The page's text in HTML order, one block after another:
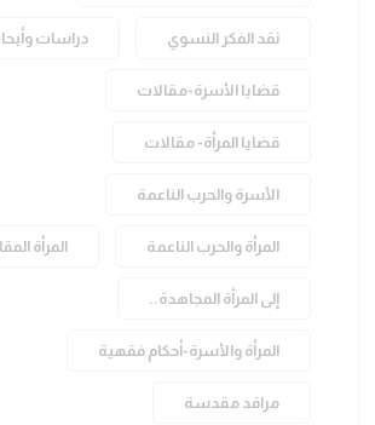
نقد الفكر النسوي دراسات
قضايا الأسرة-مقالات
قضايا المرأة- مقالات
الأسرة والحرب الناعمة
المرأة والحرب الناعمة المرأة
إلى المرأة المجاهدة..
المرأة والأسرة-أحكام فقهية
مراقد مقدسة